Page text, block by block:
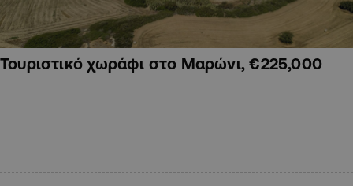
Τουριστικό χωράφι στο Μαρώνι, €225,000